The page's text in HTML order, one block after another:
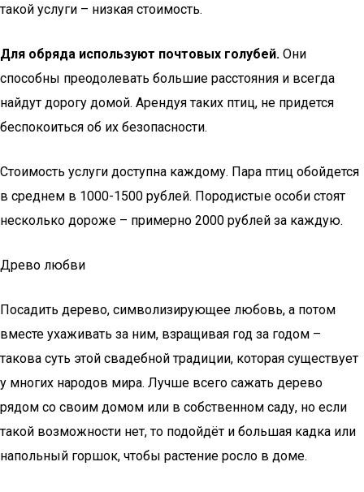
такой услуги – низкая стоимость.
Для обряда используют почтовых голубей. Они
способны преодолевать большие расстояния и всегда
найдут дорогу домой. Арендуя таких птиц, не придется
беспокоиться об их безопасности.
Стоимость услуги доступна каждому. Пара птиц обойдется
в среднем в 1000-1500 рублей. Породистые особи стоят
несколько дороже – примерно 2000 рублей за каждую.
Древо любви
Посадить дерево, символизирующее любовь, а потом
вместе ухаживать за ним, взращивая год за годом –
такова суть этой свадебной традиции, которая существует
у многих народов мира. Лучше всего сажать дерево
рядом со своим домом или в собственном саду, но если
такой возможности нет, то подойдёт и большая кадка или
напольный горшок, чтобы растение росло в доме.